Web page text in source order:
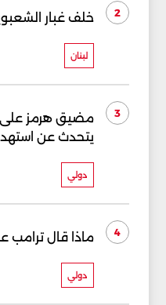
2 خلف غبار
لبنان
3
مضيق هرمز على
يتحدث عن
دولي
4 ماذا قال ترامب
دولي